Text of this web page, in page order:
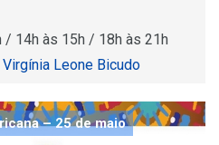
14h às 15h / 18h às 21h
Leone Bicudo
– 25 de maio